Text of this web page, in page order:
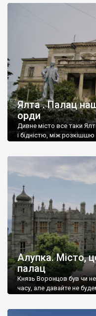
Ялта . Палац
орди
Дивне місто все таки
і бідністю, між розкішшю
Алупка. Місто,
палац
Князь Воронцов був чи
часу, але давайте не